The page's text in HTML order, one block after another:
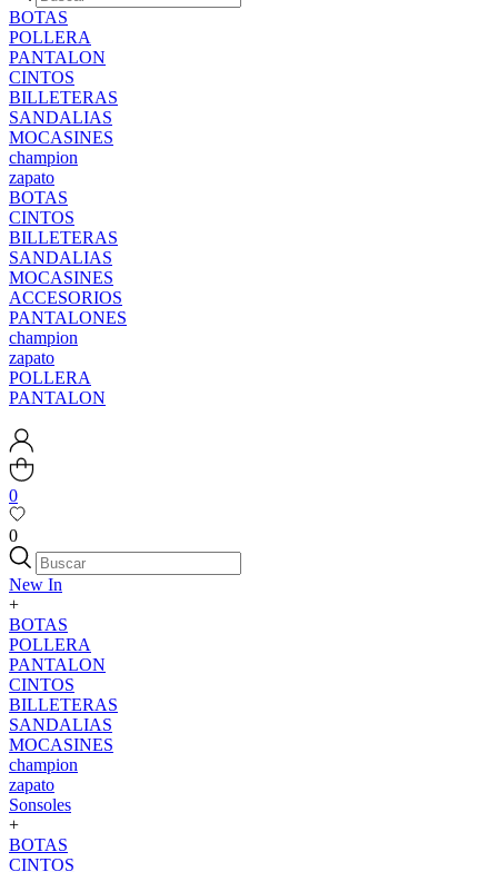
BOTAS
POLLERA
PANTALON
CINTOS
BILLETERAS
SANDALIAS
MOCASINES
champion
zapato
BOTAS
CINTOS
BILLETERAS
SANDALIAS
MOCASINES
ACCESORIOS
PANTALONES
champion
zapato
POLLERA
PANTALON
0
0
New In
+
BOTAS
POLLERA
PANTALON
CINTOS
BILLETERAS
SANDALIAS
MOCASINES
champion
zapato
Sonsoles
+
BOTAS
CINTOS